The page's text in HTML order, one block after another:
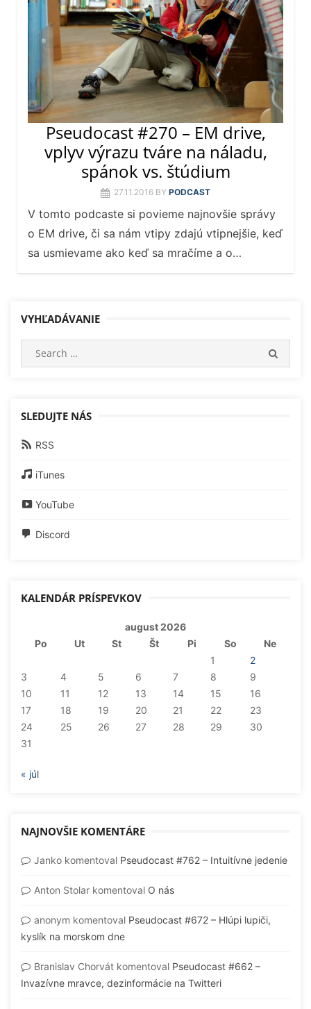
Pseudocast #270 – EM drive,
vplyv výrazu tváre na náladu,
spánok vs. štúdium
27.11.2016 BY PODCAST
V tomto podcaste si povieme najnovšie správy
o EM drive, či sa nám vtipy zdajú vtipnejšie, keď
sa usmievame ako keď sa mračíme a o…
VYHĽADÁVANIE
SLEDUJTE NÁS
RSS
iTunes
YouTube
Discord
KALENDÁR PRÍSPEVKOV
august 2026
Po
Ut St Št Pi So
Ne
1
2
3
4 5 6 7 8
9
10
11 12 13 14 15
16
17
18 19 20 21 22
23
24
25 26 27 28 29
30
31
« júl
NAJNOVŠIE KOMENTÁRE
Janko komentoval Pseudocast #762 – Intuitívne jedenie
Anton Stolar komentoval O nás
anonym komentoval Pseudocast #672 – Hlúpi lupiči,
kyslík na morskom dne
Branislav Chorvát komentoval Pseudocast #662 –
Invazívne mravce, dezinformácie na Twitteri